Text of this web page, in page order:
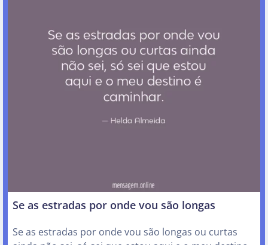
Se as estradas por onde vou são longas
Se as estradas por onde vou são longas ou curtas